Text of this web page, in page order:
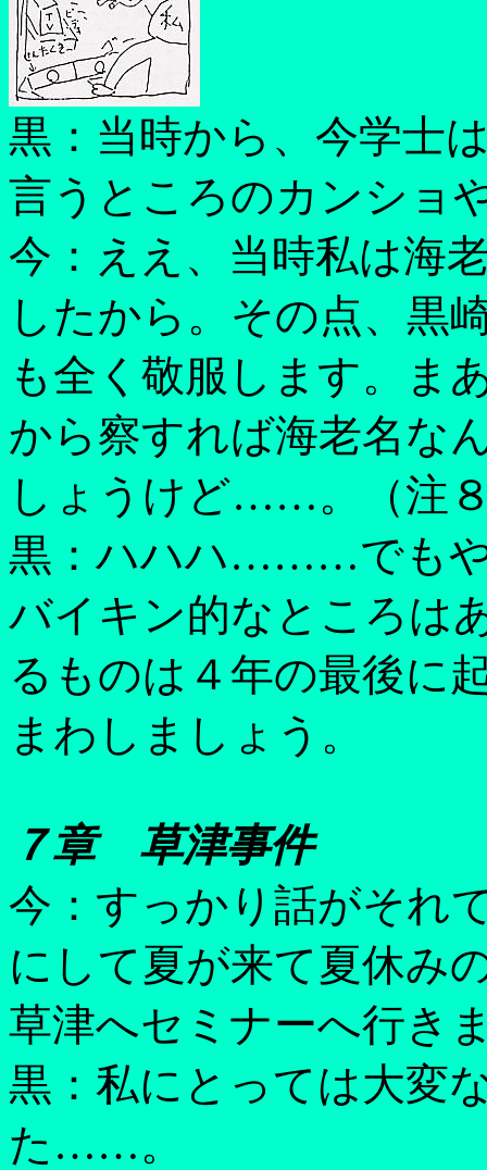
黒：当時から、今学士
言うところのカンショ
今：ええ、当時私は海
したから。その点、黒
も全く敬服します。ま
から察すれば海老名な
しょうけど……。（注
黒：ハハハ………でもや
バイキン的なところは
るものは４年の最後に
まわしましょう。
７章 草津事件
今：すっかり話がそれ
にして夏が来て夏休み
草津へセミナーへ行き
黒：私にとっては大変
た……。